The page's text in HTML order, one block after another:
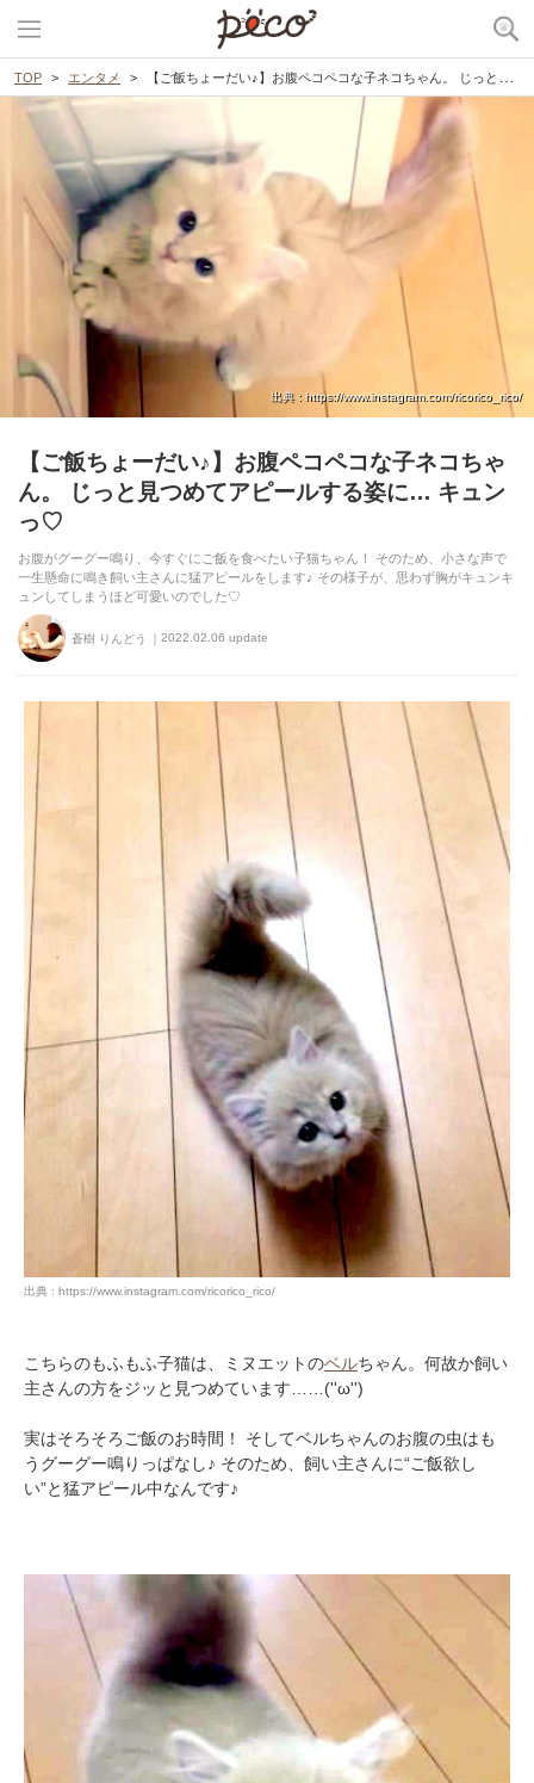
TOP エンタメ 【ご飯ちょーだい♪】お腹ペコペコな子ネコちゃん。 じっと見つめてアピールする姿に… キュンっ♡
出典 : https://www.instagram.com/ricorico_rico/
【ご飯ちょーだい♪】お腹ペコペコな子ネコちゃ
ん。 じっと見つめてアピールする姿に… キュン
っ♡
お腹がグーグー鳴り、今すぐにご飯を食べたい子猫ちゃん！ そのため、小さな声で
一生懸命に鳴き飼い主さんに猛アピールをします♪ その様子が、思わず胸がキュンキ
ュンしてしまうほど可愛いのでした♡
蒼樹 りんどう 2022.02.06 update
出典 : https://www.instagram.com/ricorico_rico/
こちらのもふもふ子猫は、ミヌエットのベルちゃん。何故か飼い
主さんの方をジッと見つめています……(''ω'')
実はそろそろご飯のお時間！ そしてベルちゃんのお腹の虫はも
うグーグー鳴りっぱなし♪ そのため、飼い主さんに“ご飯欲し
い”と猛アピール中なんです♪